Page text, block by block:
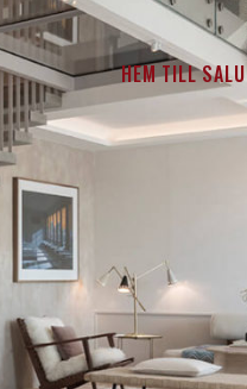
HEM TILL SALU